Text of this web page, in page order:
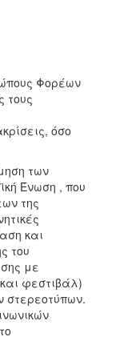
Φορέων
τους
όσο
των
Ένωση , που
της
και
του
με
φεστιβάλ)
στερεοτύπων.